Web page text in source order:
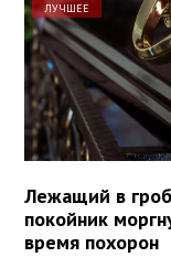
ЛУЧШЕЕ
Лежащий в
покойник
время похорон